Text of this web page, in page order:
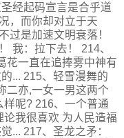
经起码宣言是合乎道
，而你却对立于天
过是加速文明衰落！
我：拉下去！ 214、
花一直在追捧雾中神有
... 215、轻雪漫舞的
二亦,一女一男这两个
呢? 216、一个普通
我很喜欢 为人民造福
... 217、圣龙之矛：